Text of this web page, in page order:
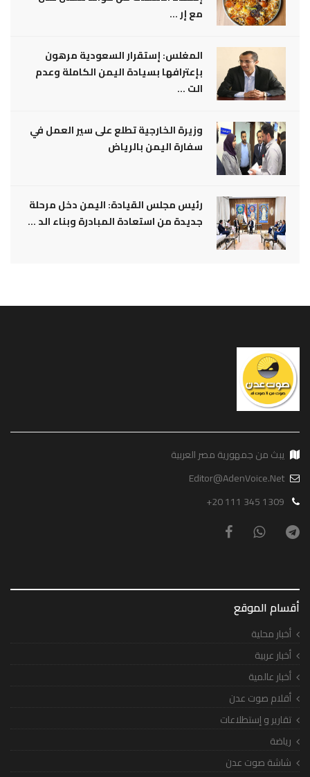
مع إر ...
المغلس: إستقرار السعودية مرهون
بإعترافها بسيادة اليمن الكاملة وعدم
الت ...
وزيرة الخارجية تطلع على سير العمل في
سفارة اليمن بالرياض
رئيس مجلس القيادة: اليمن دخل مرحلة
جديدة من استعادة المبادرة وبناء الد ...
يبث من جمهورية مصر العربية
Editor@AdenVoice.Net
+20 111 345 1309
أقسام الموقع
أخبار محلية
أخبار عربية
أخبار عالمية
أقلام صوت عدن
تقارير و إستطلاعات
رياضة
شاشة صوت عدن